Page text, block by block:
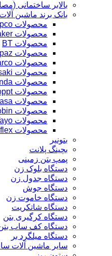
بالابر ساختمانی
بانک برند ماشین
محصولات Atlas Copco
محصولات Breaker
محصولات BT
محصولات Copaz
محصولات Enarco
محصولات Hisaki
محصولات Honda
محصولات Hoppt
محصولات Mikasa
محصولات Robin
محصولات Tayo
محصولات Technoflex
بتونیر
بچینگ پلانت
پمپ بتن زمینی
دستگاه بلوک زن
دستگاه جدول زن
دستگاه جوش
دستگاه خاموت زن
دستگاه شاتکریت
دستگاه کرگیری بتن
دستگاه کف ساب بتن
دستگاه میلگرد بر
سایر ماشین آلات